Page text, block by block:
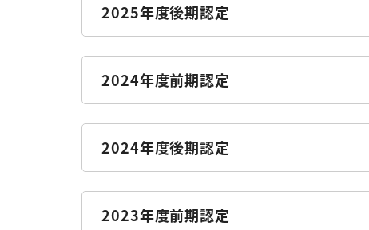
2025年度後期認定
2024年度前期認定
2024年度後期認定
2023年度前期認定